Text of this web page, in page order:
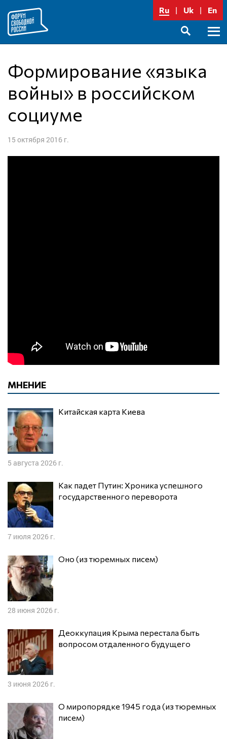
содержимому
Ru Uk En
Формирование «языка
войны» в российском
социуме
15 октября 2016 г.
МНЕНИЕ
Китайская карта Киева
5 августа 2026 г.
Как падет Путин: Хроника успешного
государственного переворота
7 июля 2026 г.
Оно (из тюремных писем)
28 июня 2026 г.
Деоккупация Крыма перестала быть
вопросом отдаленного будущего
3 июня 2026 г.
О миропорядке 1945 года (из тюремных
писем)